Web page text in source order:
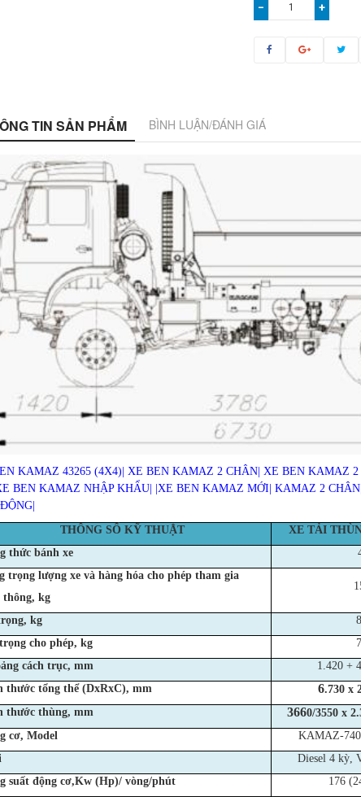
− +
TIN SẢN PHẨM BÌNH LUẬN/ĐÁNH GIÁ
KAMAZ 43265 (4X4)| XE BEN KAMAZ 2 CHÂN| XE BEN KAMAZ
BEN KAMAZ NHẬP KHẨU| |XE BEN KAMAZ MỚI| KAMAZ 2
THÔNG SỐ KỸ THUẬT
XE TẢI
thức bánh xe
trọng lượng xe và hàng hóa cho phép tham gia
thông, kg
kg
cho phép, kg
cách trục, mm
1.420 +
thước tổng thể (DxRxC), mm
6.730 x
thước thùng, mm
3660/3550 x
cơ, Model
KAMAZ-
Diesel 4 kỳ,
suất động cơ,Kw (Hp)/ vòng/phút
176